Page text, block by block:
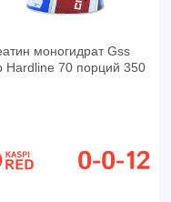
моногидрат Gss
Hardline 70 порций 350